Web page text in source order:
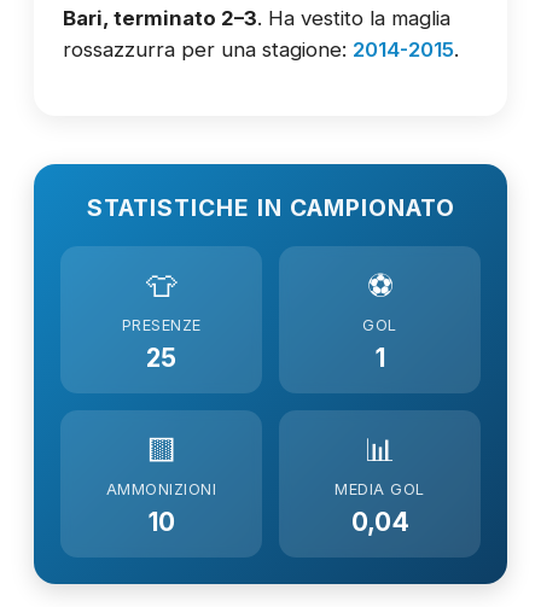
Bari, terminato 2–3. Ha vestito la maglia
rossazzurra per una stagione: 2014-2015.
STATISTICHE IN CAMPIONATO
👕
PRESENZE
25
⚽
GOL
1
🟨
AMMONIZIONI
10
📊
MEDIA GOL
0,04